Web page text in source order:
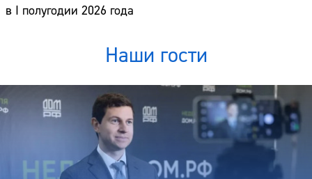
в I полугодии 2026 года
Наши гости